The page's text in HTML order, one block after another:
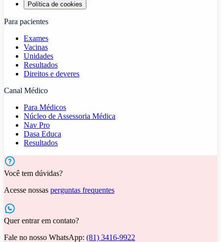
Política de cookies
Para pacientes
Exames
Vacinas
Unidades
Resultados
Direitos e deveres
Canal Médico
Para Médicos
Núcleo de Assessoria Médica
Nav Pro
Dasa Educa
Resultados
Você tem dúvidas?
Acesse nossas perguntas frequentes
Quer entrar em contato?
Fale no nosso WhatsApp: (81) 3416-9922